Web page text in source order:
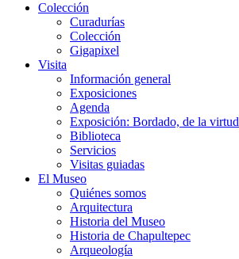
Colección
Curadurías
Colección
Gigapixel
Visita
Información general
Exposiciones
Agenda
Exposición: Bordado, de la virtud
Biblioteca
Servicios
Visitas guiadas
El Museo
Quiénes somos
Arquitectura
Historia del Museo
Historia de Chapultepec
Arqueología